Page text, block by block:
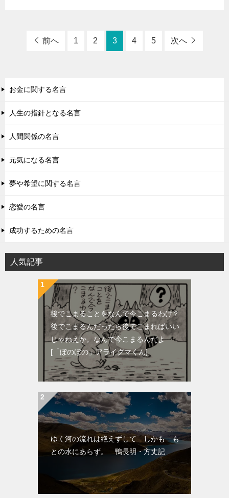
前へ 1 2 3 4 5 次へ
お金に関する名言
人生の指針となる名言
人間関係の名言
元気になる名言
夢や希望に関する名言
恋愛の名言
成功するための名言
人気記事
後でこまることをなんで今こまるわけ？
後でこまるんだったら後でこまればいい
じゃねえか。なんで今こまるんだよ
[「ぼのぼの」アライグマくん]
ゆく河の流れは絶えずして しかも も
との水にあらず。 鴨長明・方丈記